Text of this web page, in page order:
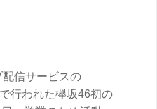
信サービスの
行われた欅坂46初の